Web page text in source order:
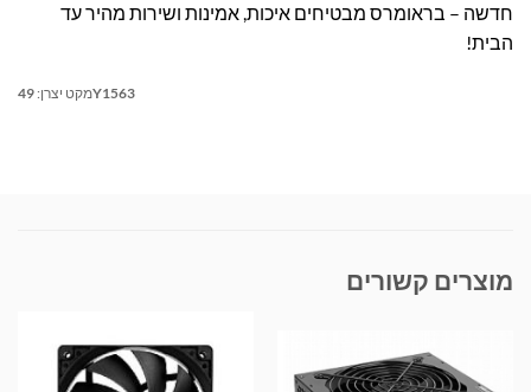
חדשה – בראומרס מבטיחים איכות, אמינות ושירות מהיר עד
הבית!
מקט יצרן:49Y1563
מוצרים קשורים